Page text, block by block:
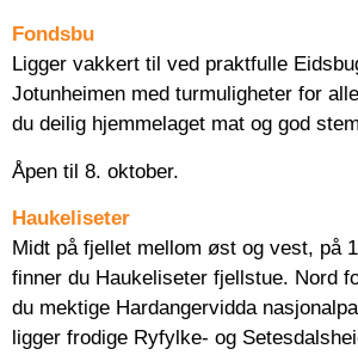
Fondsbu
Ligger vakkert til ved praktfulle
Jotunheimen med turmuligheter for
du deilig hjemmelaget mat og god
Åpen til 8. oktober.
Haukeliseter
Midt på fjellet mellom øst og vest, på
finner du Haukeliseter fjellstue. Nord
du mektige Hardangervidda
ligger frodige Ryfylke- og